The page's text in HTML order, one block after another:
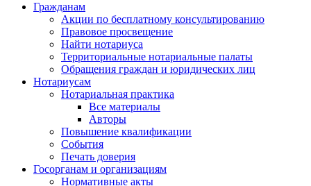
Гражданам
Акции по бесплатному консультированию
Правовое просвещение
Найти нотариуса
Территориальные нотариальные палаты
Обращения граждан и юридических лиц
Нотариусам
Нотариальная практика
Все материалы
Авторы
Повышение квалификации
События
Печать доверия
Госорганам и организациям
Нормативные акты